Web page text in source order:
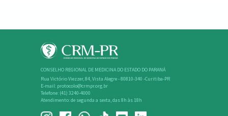
CONSELHO REGIONAL DE MEDICINA DO ESTADO DO PARANÁ
Rua Victório Viezzer, 84, Vista Alegre - 80810-340 -Curitiba-PR
E-mail: protocolo@crmpr.org.br
Telefone: (41) 3240-4000
Atendimento: de segunda a sexta, das 8h às 18h